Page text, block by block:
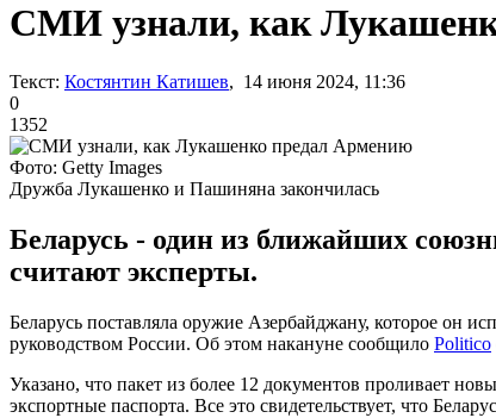
СМИ узнали, как
Текст: Костянтин Катишев, 14 июня 2024, 11:36
0
1352
Фото: Getty Images
Дружба Лукашенко и Пашиняна закончилась
Беларусь - один из ближайших
считают эксперты.
Беларусь поставляла оружие Азербайджану, которое он
руководством России. Об этом накануне сообщило Politico
Указано, что пакет из более 12 документов проливает
экспортные паспорта. Все это свидетельствует, что